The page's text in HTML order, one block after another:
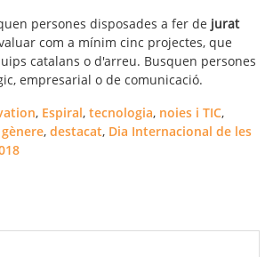
persones disposades a fer de jurat
com a mínim cinc projectes, que
catalans o d'arreu. Busquen persones
empresarial o de comunicació.
, Espiral, tecnologia, noies i TIC,
, destacat, Dia Internacional de les